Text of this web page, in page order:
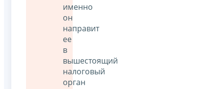
именно
он
направит
ее
в
вышестоящий
налоговый
орган